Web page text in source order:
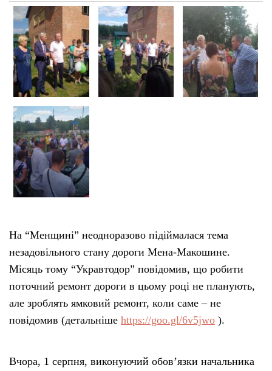
На “Менщині” неодноразово підіймалася тема
незадовільного стану дороги Мена-Макошине.
Місяць тому “Укравтодор” повідомив, що робити
поточний ремонт дороги в цьому році не планують,
але зроблять ямковий ремонт, коли саме – не
повідомив (детальніше https://goo.gl/6v5jwo ).
Вчора, 1 серпня, виконуючий обов’язки начальника